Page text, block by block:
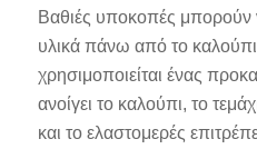
Βαθιές υποκοπές μπορούν
υλικά πάνω από το
χρησιμοποιείται ένας
ανοίγει το καλούπι, το
και το ελαστομερές